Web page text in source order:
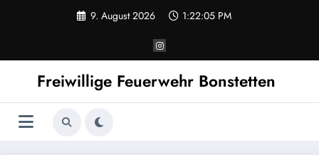
9. August 2026 1:22:05 PM
Freiwillige Feuerwehr Bonstetten